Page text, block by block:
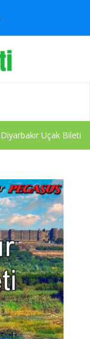
Diyarbakır Uçak Bileti